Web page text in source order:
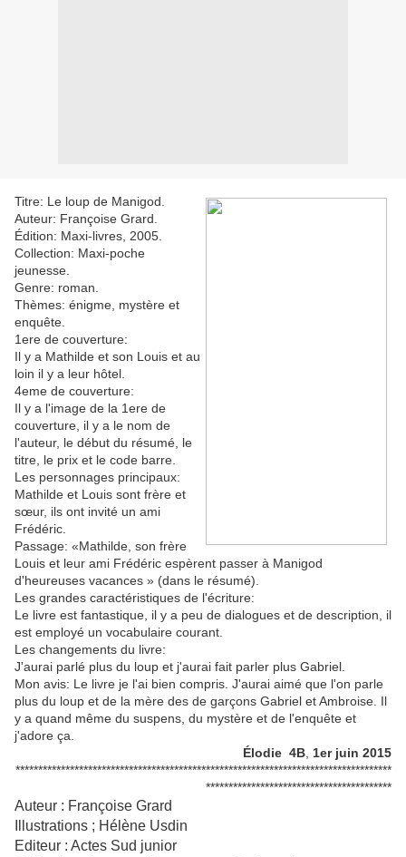
Titre: Le loup de Manigod.
Auteur: Françoise Grard.
Édition: Maxi-livres, 2005.
Collection: Maxi-poche
jeunesse.
Genre: roman.
Thèmes: énigme, mystère et
enquête.
1ere de couverture:
Il y a Mathilde et son Louis et au
loin il y a leur hôtel.
4eme de couverture:
Il y a l'image de la 1ere de
couverture, il y a le nom de
l'auteur, le début du résumé, le
titre, le prix et le code barre.
Les personnages principaux:
Mathilde et Louis sont frère et
sœur, ils ont invité un ami
Frédéric.
Passage: «Mathilde, son frère
Louis et leur ami Frédéric espèrent passer à Manigod
d'heureuses vacances » (dans le résumé).
Les grandes caractéristiques de l'écriture:
Le livre est fantastique, il y a peu de dialogues et de description, il
est employé un vocabulaire courant.
Les changements du livre:
J'aurai parlé plus du loup et j'aurai fait parler plus Gabriel.
Mon avis: Le livre je l'ai bien compris. J'aurai aimé que l'on parle
plus du loup et de la mère des de garçons Gabriel et Ambroise. Il
y a quand même du suspens, du mystère et de l'enquête et
j'adore ça.
Élodie 4B 1er juin 2015
***********************************************************************************
*****************************************
Auteur : Françoise Grard
Illustrations ; Hélène Usdin
Editeur : Actes Sud junior